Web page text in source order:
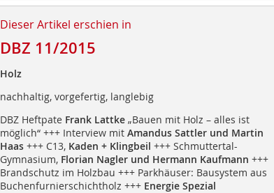
Dieser Artikel erschien in
DBZ 11/2015
Holz
nachhaltig, vorgefertig, langlebig
DBZ Heftpate Frank Lattke„Bauen mit Holz – alles ist
möglich“ +++ Interview mitAmandus Sattler und Martin
Haas+++ C13, Kaden + Klingbeil +++ Schmuttertal-
Gymnasium, Florian Nagler und Hermann Kaufmann +++
Brandschutz im Holzbau +++ Parkhäuser: Bausystem aus
Buchenfurnierschichtholz +++ Energie Spezial